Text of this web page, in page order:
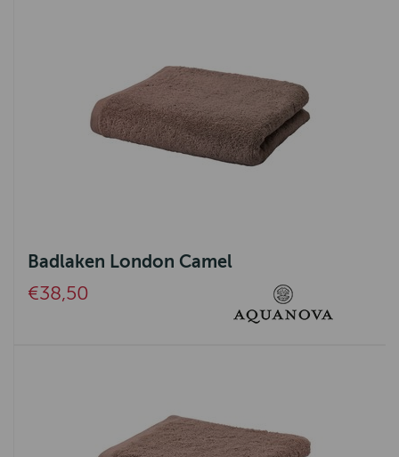
Badlaken London Camel
€38,50